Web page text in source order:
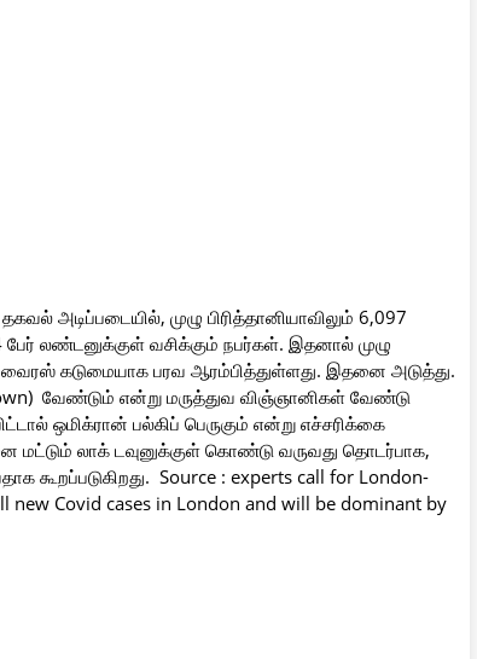
அடிப்படையில், முழு பிரித்தானியாவிலும் 6,097
லண்டனுக்குள் வசிக்கும் நபர்கள். இதனால் முழு
வைரஸ் கடுமையாக பரவ ஆரம்பித்துள்ளது. இதனை அடுத்து.
வேண்டும் என்று மருத்துவ விஞ்ஞானிகள் வேண்டு
ஒமிக்ரான் பல்கிப் பெருகும் என்று எச்சரிக்கை
லாக் டவுனுக்குள் கொண்டு வருவது தொடர்பாக,
கூறப்படுகிறது. Source : experts call for London-
Covid cases in London and will be dominant by